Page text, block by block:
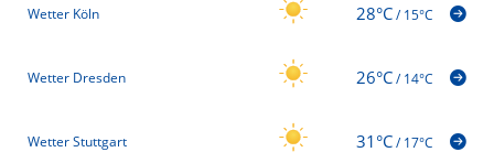
Wetter Köln 28°C/15°C
Wetter Dresden 26°C/14°C
Wetter Stuttgart 31°C/17°C